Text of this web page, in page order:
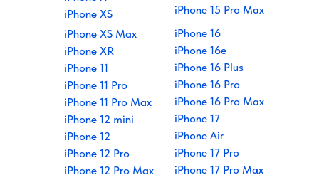
iPhone XS
iPhone 15 Pro Max
iPhone 16
iPhone 16e
iPhone 16 Plus
iPhone 16 Pro
iPhone 16 Pro Max
iPhone 17
iPhone Air
iPhone 17 Pro
iPhone 17 Pro Max
iPhone XS Max
iPhone XR
iPhone 11
iPhone 11 Pro
iPhone 11 Pro Max
iPhone 12 mini
iPhone 12
iPhone 12 Pro
iPhone 12 Pro Max